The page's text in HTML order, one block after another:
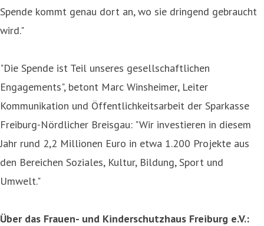
Spende kommt genau dort an, wo sie dringend gebraucht
wird."
"Die Spende ist Teil unseres gesellschaftlichen
Engagements", betont Marc Winsheimer, Leiter
Kommunikation und Öffentlichkeitsarbeit der Sparkasse
Freiburg-Nördlicher Breisgau: "Wir investieren in diesem
Jahr rund 2,2 Millionen Euro in etwa 1.200 Projekte aus
den Bereichen Soziales, Kultur, Bildung, Sport und
Umwelt."
Über das Frauen- und Kinderschutzhaus Freiburg e.V.: